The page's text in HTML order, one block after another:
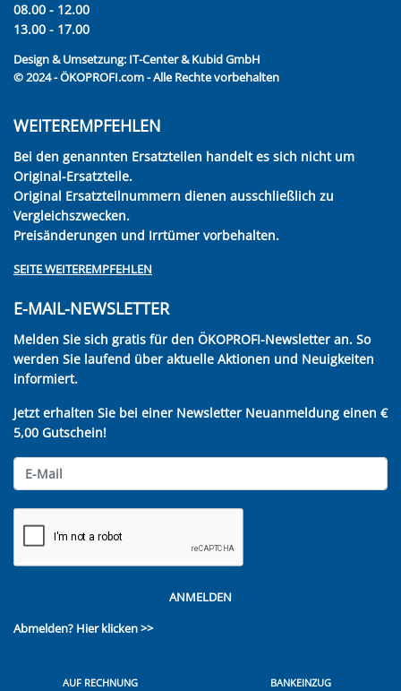
08.00 - 12.00
13.00 - 17.00
Design & Umsetzung: IT-Center & Kubid GmbH
© 2024 - ÖKOPROFI.com - Alle Rechte vorbehalten
WEITEREMPFEHLEN
Bei den genannten Ersatzteilen handelt es sich nicht um
Original-Ersatzteile.
Original Ersatzteilnummern dienen ausschließlich zu
Vergleichszwecken.
Preisänderungen und Irrtümer vorbehalten.
SEITE WEITEREMPFEHLEN
E-MAIL-NEWSLETTER
Melden Sie sich gratis für den ÖKOPROFI-Newsletter an. So
werden Sie laufend über aktuelle Aktionen und Neuigkeiten
informiert.
Jetzt erhalten Sie bei einer Newsletter Neuanmeldung einen €
5,00 Gutschein!
ANMELDEN
Abmelden? Hier klicken >>
AUF RECHNUNG BANKEINZUG